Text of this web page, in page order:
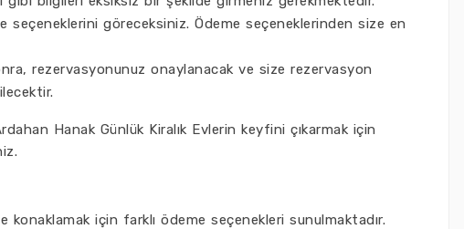
seçeneklerini göreceksiniz. Ödeme seçeneklerinden size en
rezervasyonunuz onaylanacak ve size rezervasyon
Hanak Günlük Kiralık Evlerin keyfini çıkarmak için
konaklamak için farklı ödeme seçenekleri sunulmaktadır.